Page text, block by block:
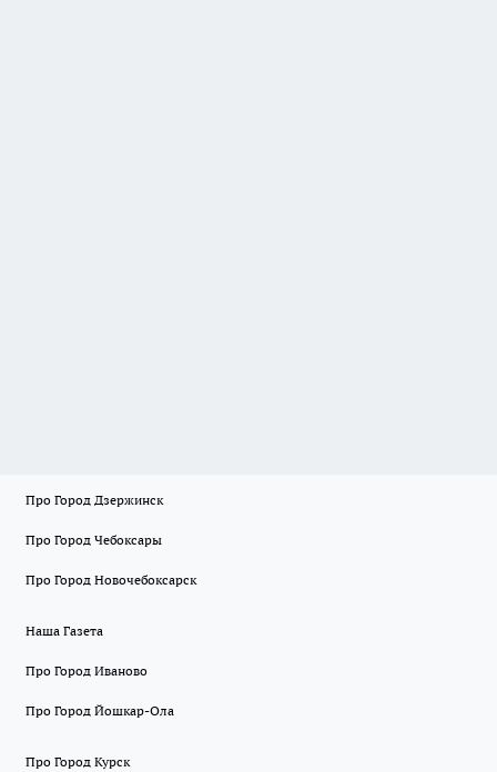
Про Город Дзержинск
Про Город Чебоксары
Про Город Новочебоксарск
Наша Газета
Про Город Иваново
Про Город Йошкар-Ола
Про Город Курск